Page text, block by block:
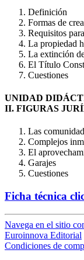
Definición
Formas de
Requisitos
La propiedad
La extinción
El Título
Cuestiones
UNIDAD
II. FIGURAS
Las
Complejos
El
Garajes
Cuestiones
Ficha técnica
Navega en el sitio
Euroinnova Editorial
Condiciones de